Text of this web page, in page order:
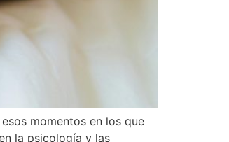
momentos en los que
la psicología y las